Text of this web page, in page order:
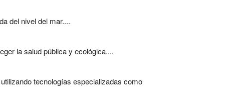
del nivel del mar....
la salud pública y ecológica....
tecnologías especializadas como